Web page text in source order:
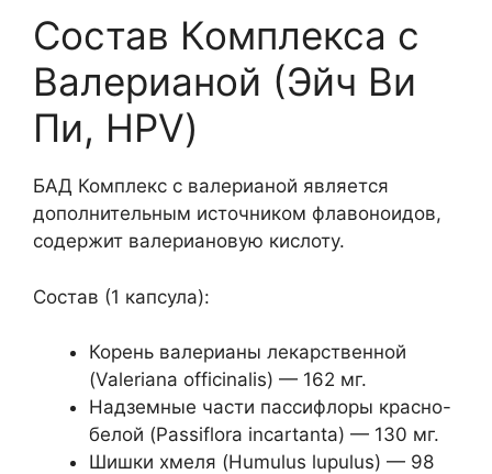
Состав Комплекса с
Валерианой (Эйч Ви
Пи, HPV)
БАД Комплекс с валерианой является
дополнительным источником флавоноидов,
содержит валериановую кислоту.
Состав (1 капсула):
Корень валерианы лекарственной
(Valeriana officinalis) — 162 мг.
Надземные части пассифлоры красно-
белой (Passiflora incartanta) — 130 мг.
Шишки хмеля (Humulus lupulus) — 98